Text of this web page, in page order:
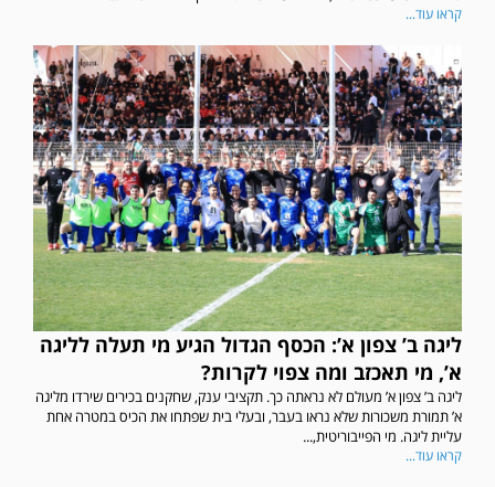
קראו עוד...
ליגה ב’ צפון א’: הכסף הגדול הגיע מי תעלה לליגה
א’, מי תאכזב ומה צפוי לקרות?
ליגה ב’ צפון א’ מעולם לא נראתה כך. תקציבי ענק, שחקנים בכירים שירדו מליגה
א’ תמורת משכורות שלא נראו בעבר, ובעלי בית שפתחו את הכיס במטרה אחת
עליית ליגה. מי הפייבוריטית,...
קראו עוד...